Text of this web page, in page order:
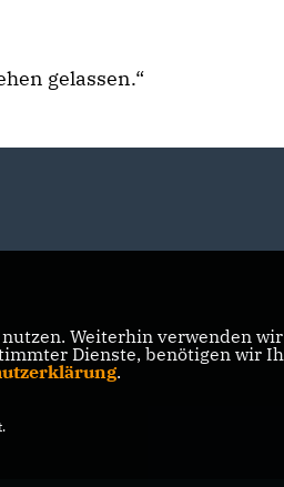
gelassen.“
Weiterhin verwenden
Dienste, benötigen wir
.